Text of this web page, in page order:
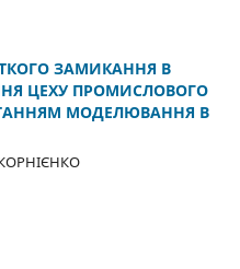
ЗАМИКАННЯ В
ЦЕХУ ПРОМИСЛОВОГО
МОДЕЛЮВАННЯ В